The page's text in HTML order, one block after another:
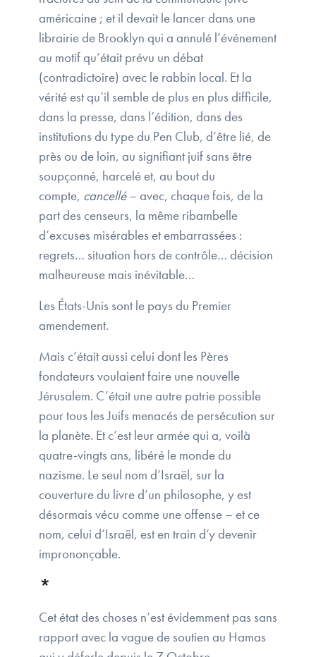
américaine ; et il devait le lancer dans une
librairie de Brooklyn qui a annulé l’événement
au motif qu’était prévu un débat
(contradictoire) avec le rabbin local. Et la
vérité est qu’il semble de plus en plus difficile,
dans la presse, dans l’édition, dans des
institutions du type du Pen Club, d’être lié, de
près ou de loin, au signifiant juif sans être
soupçonné, harcelé et, au bout du
compte, cancellé– avec, chaque fois, de la
part des censeurs, la même ribambelle
d’excuses misérables et embarrassées :
regrets… situation hors de contrôle… décision
malheureuse mais inévitable…
Les États-Unis sont le pays du Premier
amendement.
Mais c’était aussi celui dont les Pères
fondateurs voulaient faire une nouvelle
Jérusalem. C’était une autre patrie possible
pour tous les Juifs menacés de persécution sur
la planète. Et c’est leur armée qui a, voilà
quatre-vingts ans, libéré le monde du
nazisme. Le seul nom d’Israël, sur la
couverture du livre d’un philosophe, y est
désormais vécu comme une offense – et ce
nom, celui d’Israël, est en train d’y devenir
imprononçable.
*
Cet état des choses n’est évidemment pas sans
rapport avec la vague de soutien au Hamas